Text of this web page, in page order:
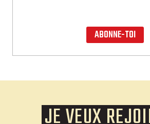
ABONNE-TOI